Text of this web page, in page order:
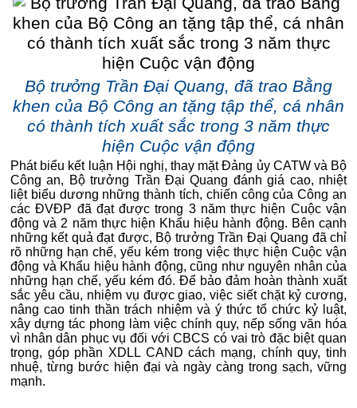
Bộ trưởng Trần Đại Quang, đã trao Bằng
khen của Bộ Công an tặng tập thể, cá nhân
có thành tích xuất sắc trong 3 năm thực
hiện Cuộc vận động
Phát biểu kết luận Hội nghị, thay mặt Đảng ủy CATW và Bộ
Công an, Bộ trưởng Trần Đại Quang đánh giá cao, nhiệt
liệt biểu dương những thành tích, chiến công của Công an
các ĐVĐP đã đạt được trong 3 năm thực hiện Cuộc vận
động và 2 năm thực hiện Khẩu hiệu hành động. Bên cạnh
những kết quả đạt được, Bộ trưởng Trần Đại Quang đã chỉ
rõ những hạn chế, yếu kém trong việc thực hiện Cuộc vận
động và Khẩu hiệu hành động, cũng như nguyên nhân của
những hạn chế, yếu kém đó. Để bảo đảm hoàn thành xuất
sắc yêu cầu, nhiệm vụ được giao, việc siết chặt kỷ cương,
nâng cao tinh thần trách nhiệm và ý thức tổ chức kỷ luật,
xây dựng tác phong làm việc chính quy, nếp sống văn hóa
vì nhân dân phục vụ đối với CBCS có vai trò đặc biệt quan
trọng, góp phần XDLL CAND cách mạng, chính quy, tinh
nhuệ, từng bước hiện đại và ngày càng trong sạch, vững
mạnh.